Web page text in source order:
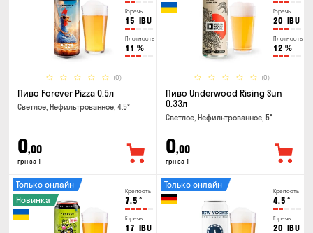
Горечь
15 IBU
Плотность
11 %
(0)
Пиво Forever Pizza 0.5л
Светлое, Нефильтрованное, 4.5°
0,00
грн за 1
Горечь
20 IBU
Плотность
12 %
(0)
Пиво Underwood Rising Sun
0.33л
Светлое, Нефильтрованное, 5°
0,00
грн за 1
Крепость
7.5 °
Горечь
17 IBU
Только онлайн
Новинка
Крепость
4.5 °
Горечь
20 IBU
Только онлайн